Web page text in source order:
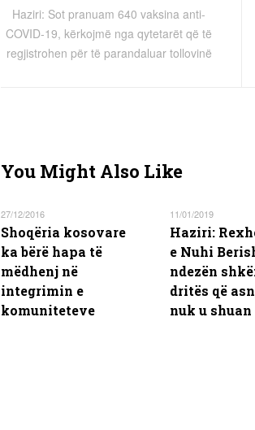
Haziri: Sot pranuam 640 vaksina anti-
COVID-19, kërkojmë nga qytetarët që të
regjistrohen për të parandaluar tollovinë
You Might Also Like
27/12/2016
Shoqëria kosovare
ka bërë hapa të
mëdhenj në
integrimin e
komuniteteve
11/01/2019
Haziri:
e Nuhi
ndezën
dritës që
nuk u shuan